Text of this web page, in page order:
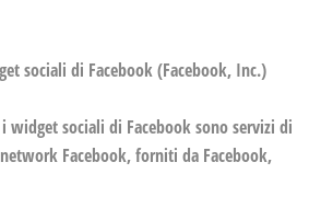
sociali di Facebook (Facebook, Inc.)
widget sociali di Facebook sono servizi di
Facebook, forniti da Facebook,